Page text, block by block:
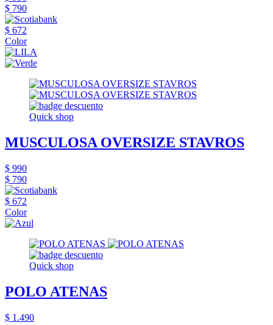
$ 790
$ 672
Color
Quick shop
MUSCULOSA OVERSIZE STAVROS
$ 990
$ 790
$ 672
Color
Quick shop
POLO ATENAS
$ 1.490